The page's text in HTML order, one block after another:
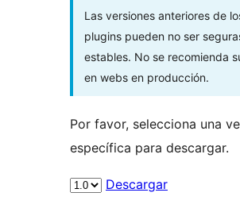
Las versiones anteriores de
plugins pueden no ser
estables. No se recomienda
en webs en producción.
Por favor, selecciona una
específica para descargar.
Descargar